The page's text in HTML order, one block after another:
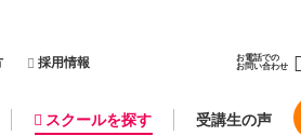
採用情報
お電話での
お問い合わせ
スクールを探す 受講生の声